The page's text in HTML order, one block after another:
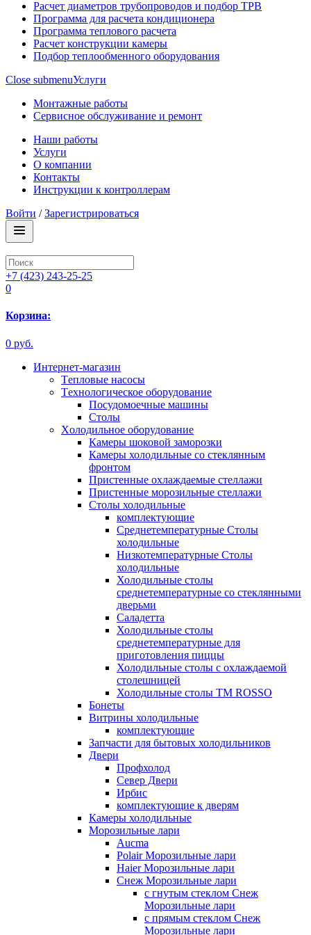
Расчет диаметров трубопроводов и подбор ТРВ
Программа для расчета кондиционера
Программа теплового расчета
Расчет конструкции камеры
Подбор теплообменного оборудования
Close submenuУслуги
Монтажные работы
Сервисное обслуживание и ремонт
Наши работы
Услуги
О компании
Контакты
Инструкции к контроллерам
Войти /Зарегистрироваться
+7 (423) 243-25-25
0
Корзина:
0 руб.
Интернет-магазин
Tепловые насосы
Tехнологическое оборудование
Посудомоечные машины
Столы
Xолодильное оборудование
Камеры шоковой заморозки
Камеры холодильные со стеклянным
фронтом
Пристенные охлаждаемые стеллажи
Пристенные морозильные стеллажи
Столы холодильные
комплектующие
Среднетемпературные Столы
холодильные
Низкотемпературные Столы
холодильные
Холодильные столы
среднетемпературные со стеклянными
дверьми
Саладетта
Холодильные столы
среднетемпературные для
приготовления пиццы
Холодильные столы с охлаждаемой
столешницей
Холодильные столы ТМ ROSSO
Бонеты
Витрины холодильные
комплектующие
Запчасти для бытовых холодильников
Двери
Профхолод
Север Двери
Ирбис
комплектующие к дверям
Камеры холодильные
Морозильные лари
Aucma
Polair Морозильные лари
Haier Морозильные лари
Снеж Морозильные лари
с гнутым стеклом Снеж
Морозильные лари
с прямым стеклом Снеж
Морозильные лари